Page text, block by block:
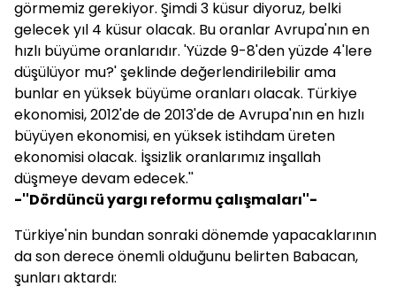
görmemiz gerekiyor. Şimdi 3 küsur diyoruz, belki
gelecek yıl 4 küsur olacak. Bu oranlar Avrupa'nın en
hızlı büyüme oranlarıdır. 'Yüzde 9-8'den yüzde 4'lere
düşülüyor mu?' şeklinde değerlendirilebilir ama
bunlar en yüksek büyüme oranları olacak. Türkiye
ekonomisi, 2012'de de 2013'de de Avrupa'nın en hızlı
büyüyen ekonomisi, en yüksek istihdam üreten
ekonomisi olacak. İşsizlik oranlarımız inşallah
düşmeye devam edecek.''
-''Dördüncü yargı reformu çalışmaları''-
Türkiye'nin bundan sonraki dönemde yapacaklarının
da son derece önemli olduğunu belirten Babacan,
şunları aktardı: